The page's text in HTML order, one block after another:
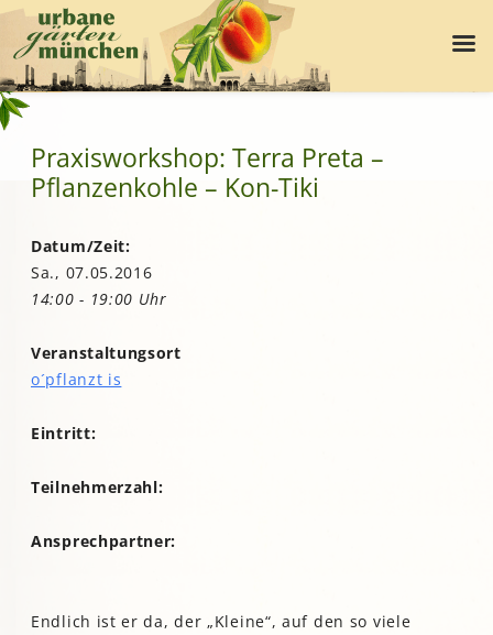
Praxisworkshop: Terra Preta –
Pflanzenkohle – Kon-Tiki
Datum/Zeit:
Sa., 07.05.2016
14:00 - 19:00 Uhr
Veranstaltungsort
o´pflanzt is
Eintritt:
Teilnehmerzahl:
Ansprechpartner:
Endlich ist er da, der „Kleine“, auf den so viele